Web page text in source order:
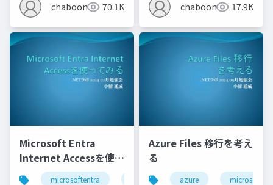
chaboon 70.1K chaboon 17.9K
Microsoft Entra
Internet Accessを使っ
てみるmicrosoftentra azure
Azure Files 移行を考え
る
azure